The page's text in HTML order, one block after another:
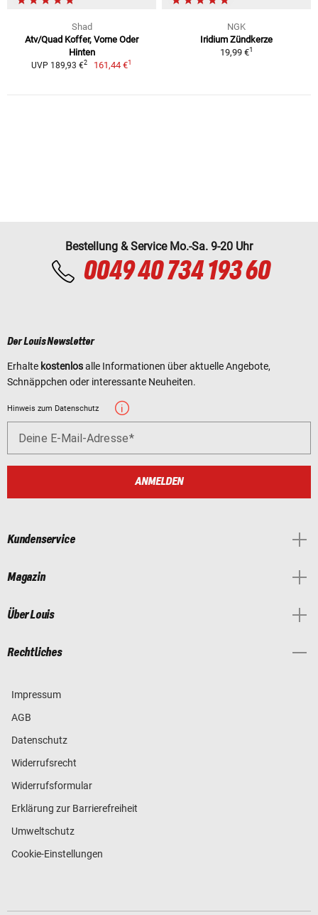
Shad
Atv/Quad Koffer, Vorne Oder
Hinten
UVP 189,93 €2 161,44 €1
NGK
Iridium Zündkerze
19,99 €1
Bestellung & Service Mo.-Sa. 9-20 Uhr
0049 40 734 193 60
Der Louis Newsletter
Erhalte kostenlosalle Informationen über aktuelle Angebote,
Schnäppchen oder interessante Neuheiten.
Hinweis zum Datenschutz
Deine E-Mail-Adresse
ANMELDEN
Kundenservice
Magazin
Über Louis
Rechtliches
Impressum
AGB
Datenschutz
Widerrufsrecht
Widerrufsformular
Erklärung zur Barrierefreiheit
Umweltschutz
Cookie-Einstellungen